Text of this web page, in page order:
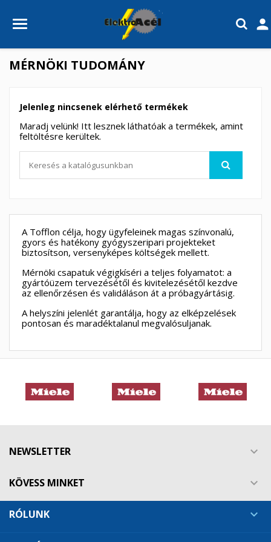

MÉRNÖKI TUDOMÁNY
Jelenleg nincsenek elérhető termékek
Maradj velünk! Itt lesznek láthatóak a termékek, amint
feltöltésre kerültek.
A Tofflon célja, hogy ügyfeleinek magas színvonalú,
gyors és hatékony gyógyszeripari projekteket
biztosítson, versenyképes költségek mellett.
Mérnöki csapatuk végigkíséri a teljes folyamatot: a
gyártóüzem tervezésétől és kivitelezésétől kezdve
az ellenőrzésen és validáláson át a próbagyártásig.
A helyszíni jelenlét garantálja, hogy az elképzelések
pontosan és maradéktalanul megvalósuljanak.
NEWSLETTER 
KÖVESS MINKET 
RÓLUNK 
My wishlists
((modalTitle)) ×
((cancelText)) ((modalDeleteText))
Kívánságlista létrehozása ×
Mégsem Kívánságlista létrehozása
Bejelentkezés ×
Be kell jelentkezned a termékek kívánságlistába történő
Mégsem Bejelentkezés